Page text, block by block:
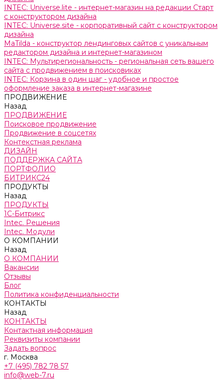
INTEC: Universe.lite - интернет-магазин на редакции Старт
с конструктором дизайна
INTEC: Universe.site - корпоративный сайт с конструктором
дизайна
MaTilda - конструктор лендинговых сайтов с уникальным
редактором дизайна и интернет-магазином
INTEC: Мультирегиональность - региональная сеть вашего
сайта с продвижением в поисковиках
INTEC: Корзина в один шаг - удобное и простое
оформление заказа в интернет-магазине
ПРОДВИЖЕНИЕ
Назад
ПРОДВИЖЕНИЕ
Поисковое продвижение
Продвижение в соцсетях
Контекстная реклама
ДИЗАЙН
ПОДДЕРЖКА САЙТА
ПОРТФОЛИО
БИТРИКС24
ПРОДУКТЫ
Назад
ПРОДУКТЫ
1С-Битрикс
Intec. Решения
Intec. Модули
О КОМПАНИИ
Назад
О КОМПАНИИ
Вакансии
Отзывы
Блог
Политика конфиденциальности
КОНТАКТЫ
Назад
КОНТАКТЫ
Контактная информация
Реквизиты компании
Задать вопрос
г. Москва
+7 (495) 782 78 57
info@web-7.ru